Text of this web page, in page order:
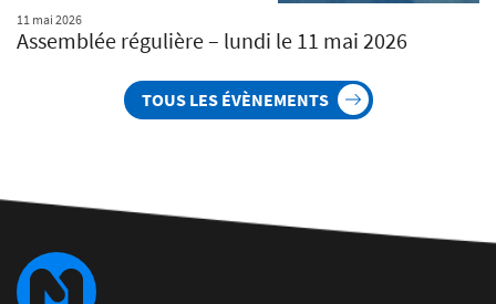
11 mai 2026
Assemblée régulière – lundi le 11 mai 2026
TOUS LES ÉVÈNEMENTS